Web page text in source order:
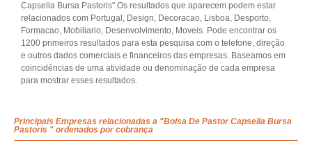
Capsella Bursa Pastoris".Os resultados que aparecem podem estar
relacionados com Portugal, Design, Decoracao, Lisboa, Desporto,
Formacao, Mobiliario, Desenvolvimento, Moveis. Pode encontrar os
1200 primeiros resultados para esta pesquisa com o telefone, direção
e outros dados comerciais e financeiros das empresas. Baseamos em
coincidências de uma atividade ou denominação de cada empresa
para mostrar esses resultados.
Principais Empresas relacionadas a "Bolsa De Pastor Capsella Bursa
Pastoris " ordenados por cobrança